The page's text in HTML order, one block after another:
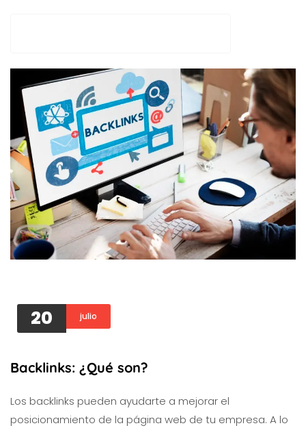
20 julio
Backlinks: ¿Qué son?
Los backlinks pueden ayudarte a mejorar el
posicionamiento de la página web de tu empresa. A lo